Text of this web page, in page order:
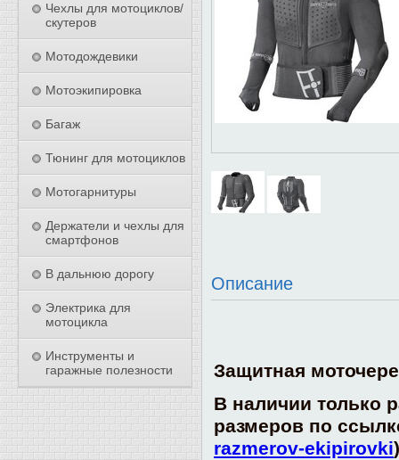
Чехлы для мотоциклов/
скутеров
Мотодождевики
Мотоэкипировка
Багаж
Тюнинг для мотоциклов
Мотогарнитуры
Держатели и чехлы для
смартфонов
В дальнюю дорогу
Электрика для
мотоцикла
Инструменты и
гаражные полезности
Описание
Защитная
В наличии только
размеров по
razmerov-ekipirovki)